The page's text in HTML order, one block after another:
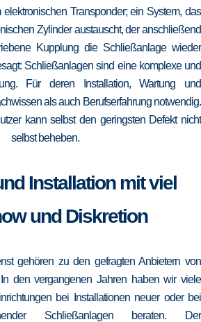
Transponder; ein System, das
Zylinder austauscht, der anschließend
Kupplung die Schließanlage wieder
Schließanlagen sind eine komplexe und
Für deren Installation, Wartung und
als auch Berufserfahrung notwendig.
kann selbst den geringsten Defekt nicht
selbst beheben.
Installation mit viel
und Diskretion
gehören zu den gefragten Anbietern von
den vergangenen Jahren haben wir viele
bei Installationen neuer oder bei
Schließanlagen beraten. Der